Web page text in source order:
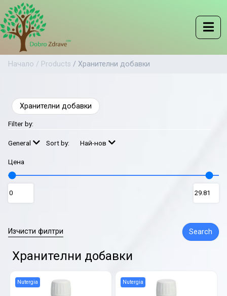
Начало / Products / Хранителни добавки
Хранителни добавки
Filter by:
General Sort by: Най-нов
Цена
Изчисти филтри Search
Хранителни добавки
Nutergia Nutergia